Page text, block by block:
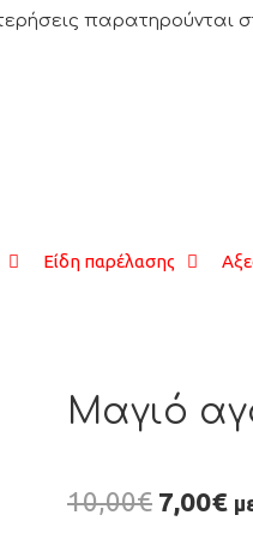
παρατηρούνται
Είδη παρέλασης
Μαγιό
10,00€ 7,00€